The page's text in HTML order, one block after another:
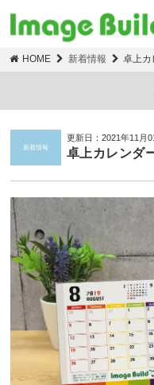
HOME 新着情報 卓上カ
新着情報
更新日：2021年11月
卓上カレンダ